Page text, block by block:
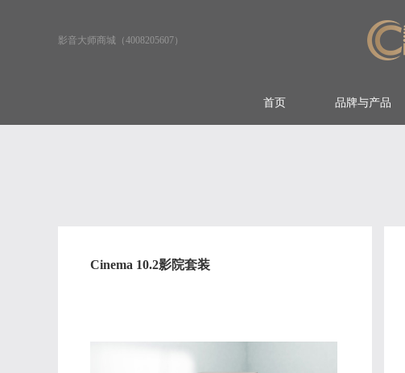
影音大师商城（4008205607）
首页 品牌与产品
Cinema 10.2影院套装